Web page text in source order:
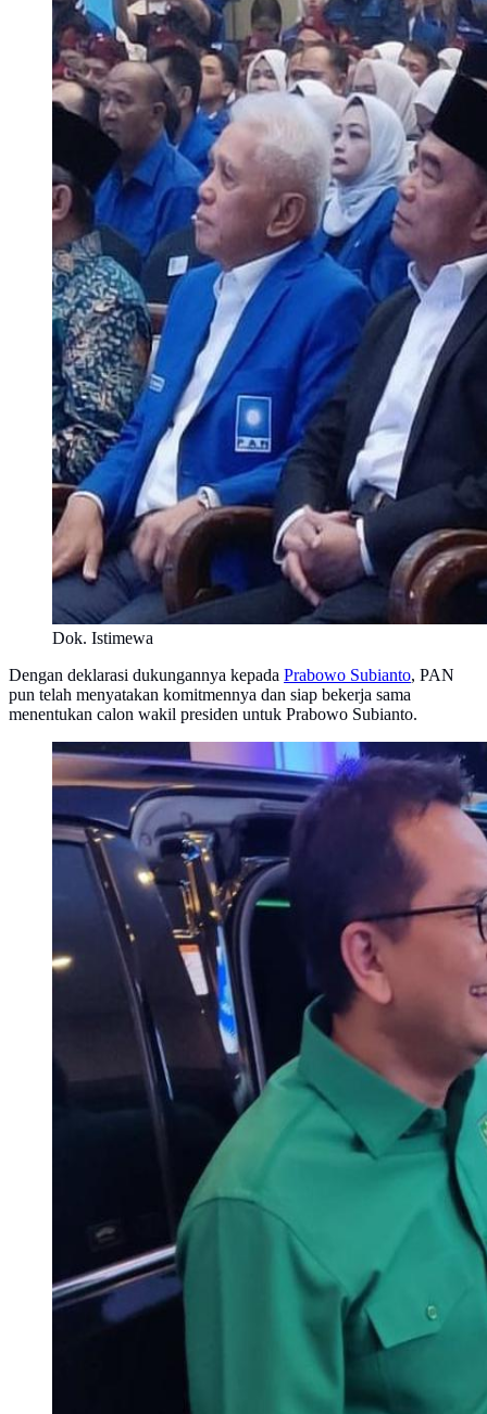
Dok. Istimewa
Dengan deklarasi dukungannya kepada Prabowo Subianto, PAN
pun telah menyatakan komitmennya dan siap bekerja sama
menentukan calon wakil presiden untuk Prabowo Subianto.